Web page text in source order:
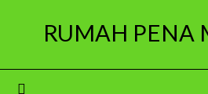
RUMAH PENA